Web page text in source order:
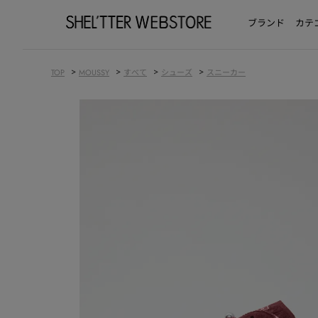
ブランド カテ
TOP > MOUSSY > すべて > シューズ > スニーカー